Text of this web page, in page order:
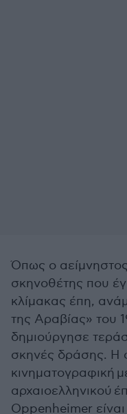
Όπως ο
σκηνοθέτης που
κλίμακας έπη,
της Αραβίας» του
δημιούργησε
σκηνές δράσης. Η
κινηματογραφική
αρχαιοελληνικού
Oppenheimer